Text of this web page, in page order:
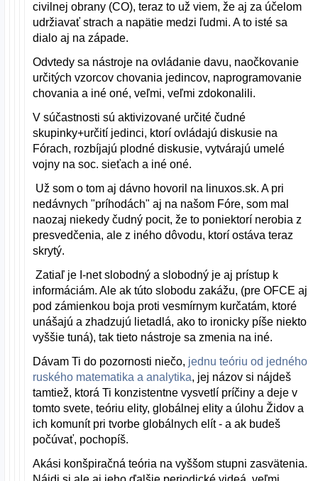
civilnej obrany (CO), teraz to už viem, že aj za účelom
udržiavať strach a napätie medzi ľudmi. A to isté sa
dialo aj na západe.
Odvtedy sa nástroje na ovládanie davu, naočkovanie
určitých vzorcov chovania jedincov, naprogramovanie
chovania a iné oné, veľmi, veľmi zdokonalili.
V súčastnosti sú aktivizované určité čudné
skupinky+určití jedinci, ktorí ovládajú diskusie na
Fórach, rozbíjajú plodné diskusie, vytvárajú umelé
vojny na soc. sieťach a iné oné.
Už som o tom aj dávno hovoril na linuxos.sk. A pri
nedávnych "príhodách" aj na našom Fóre, som mal
naozaj niekedy čudný pocit, že to poniektorí nerobia z
presvedčenia, ale z iného dôvodu, ktorí ostáva teraz
skrytý.
Zatiaľ je I-net slobodný a slobodný je aj prístup k
informáciám. Ale ak túto slobodu zakážu, (pre OFCE aj
pod zámienkou boja proti vesmírnym kurčatám, ktoré
unášajú a zhadzujú lietadlá, ako to ironicky píše niekto
vyššie tuná), tak tieto nástroje sa zmenia na iné.
Dávam Ti do pozornosti niečo, jednu teóriu od jedného
ruského matematika a analytika, jej názov si nájdeš
tamtiež, ktorá Ti konzistentne vysvetlí príčiny a deje v
tomto svete, teóriu elity, globálnej elity a úlohu Židov a
ich komunít pri tvorbe globálnych elít - a ak budeš
počúvať, pochopíš.
Akási konšpiračná teória na vyššom stupni zasvätenia.